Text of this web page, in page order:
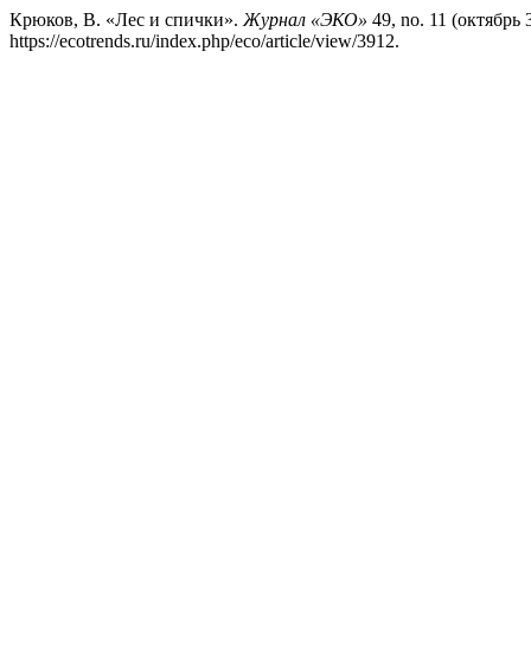
Крюков, В. «Лес и спички». Журнал «ЭКО» 49, no. 11 (октябрь
https://ecotrends.ru/index.php/eco/article/view/3912.